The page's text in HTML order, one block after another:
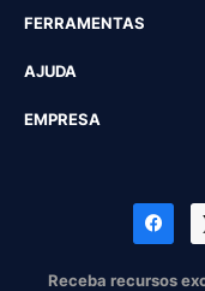
FERRAMENTAS
AJUDA
EMPRESA
Receba recursos